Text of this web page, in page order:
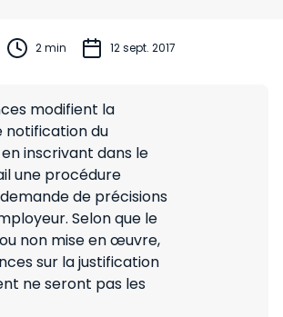
2 min 12 sept. 2017
modifient la
notification du
inscrivant dans le
une procédure
de précisions
Selon que le
non mise en œuvre,
sur la justification
ne seront pas les